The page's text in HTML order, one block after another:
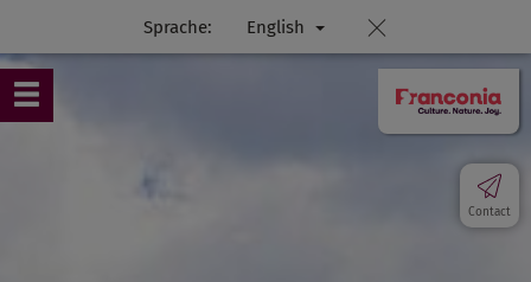
Sprache: English
Contact